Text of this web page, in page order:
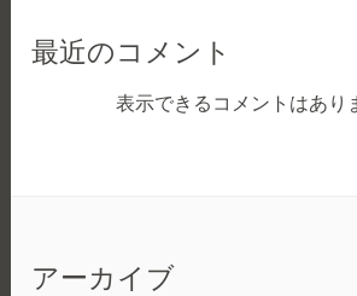
最近のコメント
表示できるコメントはあり
アーカイブ